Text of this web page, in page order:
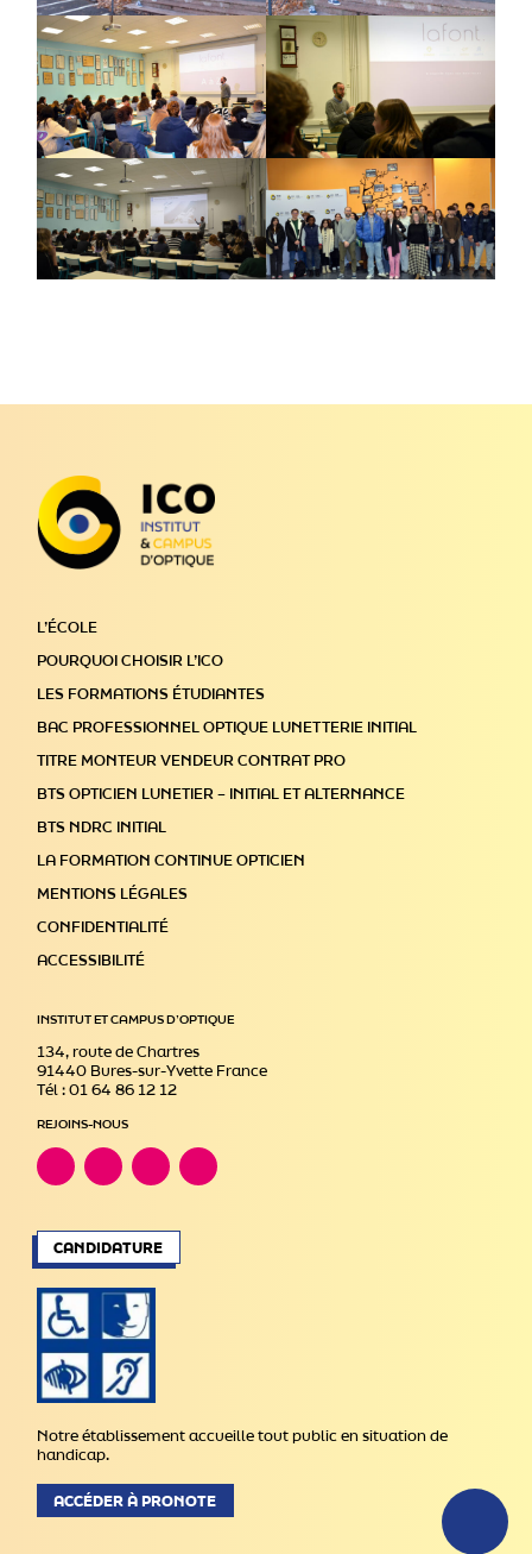
L’ÉCOLE
POURQUOI CHOISIR L’ICO
LES FORMATIONS ÉTUDIANTES
BAC PROFESSIONNEL OPTIQUE LUNETTERIE INITIAL
TITRE MONTEUR VENDEUR CONTRAT PRO
BTS OPTICIEN LUNETIER – INITIAL ET ALTERNANCE
BTS NDRC INITIAL
LA FORMATION CONTINUE OPTICIEN
MENTIONS LÉGALES
CONFIDENTIALITÉ
ACCESSIBILITÉ
INSTITUT ET CAMPUS D’OPTIQUE
134, route de Chartres
91440 Bures-sur-Yvette France
Tél : 01 64 86 12 12
REJOINS-NOUS
CANDIDATURE
Notre établissement accueille tout public en situation de
handicap.
ACCÉDER À PRONOTE